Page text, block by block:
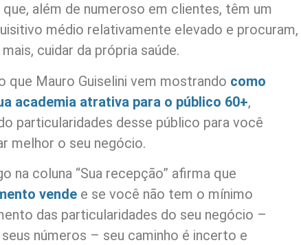
além de numeroso em clientes, têm um
médio relativamente elevado e procuram,
cuidar da própria saúde.
que Mauro Guiselini vem mostrando como
academia atrativa para o público 60+,
particularidades desse público para você
melhor o seu negócio.
na coluna “Sua recepção” afirma que
vende e se você não tem o mínimo
das particularidades do seu negócio –
números – seu caminho é incerto e